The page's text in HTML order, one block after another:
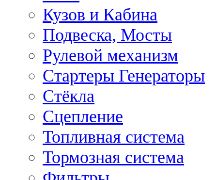
Кузов и Кабина
Подвеска, Мосты
Рулевой механизм
Стартеры Генераторы
Стёкла
Сцепление
Топливная система
Тормозная система